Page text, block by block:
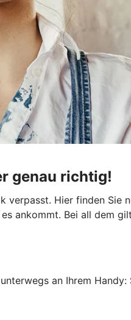
genau richtig!
Hier finden Sie
ankommt. Bei all dem
an Ihrem